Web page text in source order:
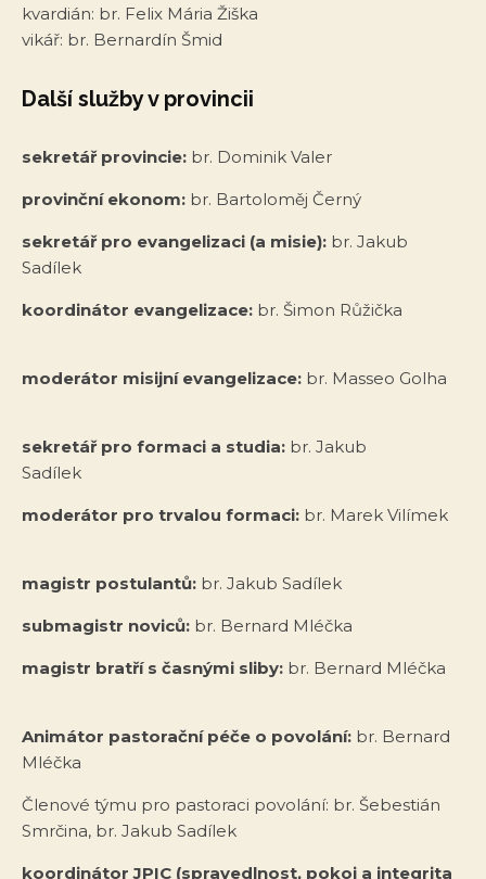
kvardián: br. Felix Mária Žiška
vikář: br. Bernardín Šmid
Další služby v provincii
sekretář provincie: br. Dominik Valer
provinční ekonom: br. Bartoloměj Černý
sekretář pro evangelizaci (a misie): br. Jakub
Sadílek
koordinátor evangelizace: br. Šimon Růžička
moderátor misijní evangelizace: br. Masseo Golha
sekretář pro formaci a studia: br. Jakub
Sadílek
moderátor pro trvalou formaci: br. Marek Vilímek
magistr postulantů: br. Jakub Sadílek
submagistr noviců: br. Bernard Mléčka
magistr bratří s časnými sliby: br. Bernard Mléčka
Animátor pastorační péče o povolání: br. Bernard
Mléčka
Členové týmu pro pastoraci povolání: br. Šebestián
Smrčina, br. Jakub Sadílek
koordinátor JPIC (spravedlnost, pokoj a integrita